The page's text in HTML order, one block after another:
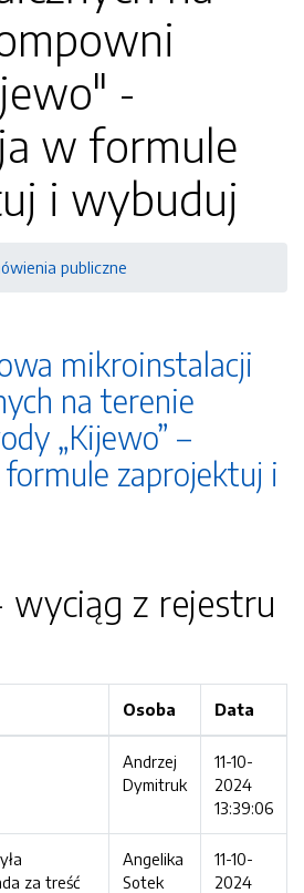
-
w formule
i wybuduj
publiczne
mikroinstalacji
na terenie
„Kijewo” –
zaprojektuj i
wyciąg z rejestru
Osoba Data
Andrzej
Dymitruk
11-10-
2024
13:39:06
za treść
Angelika
Sotek
11-10-
2024